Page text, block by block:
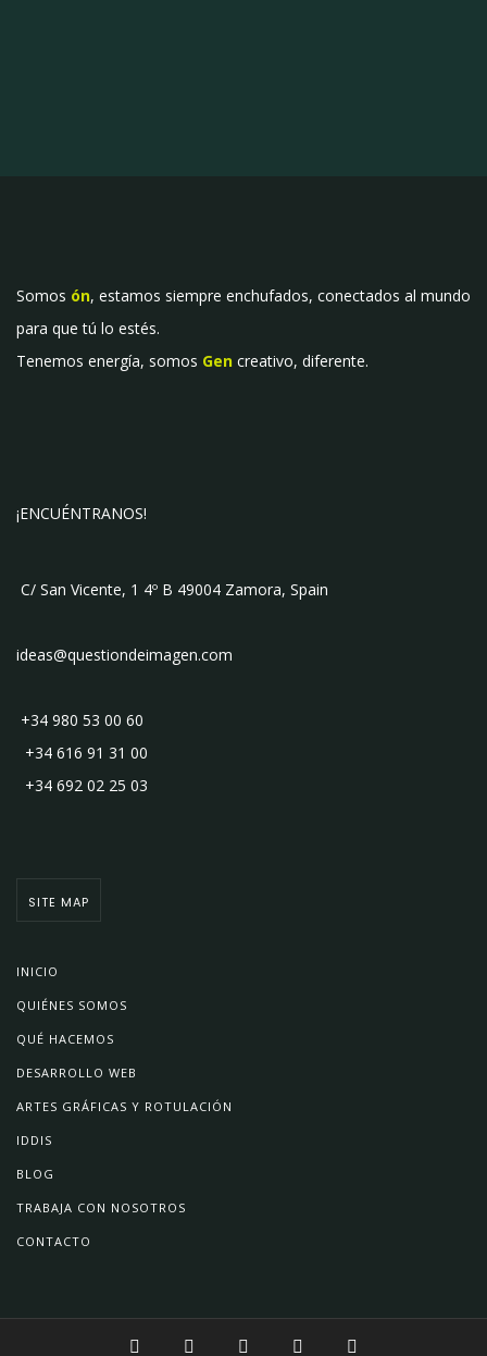
Somos ón, estamos siempre enchufados, conectados al mundo
para que tú lo estés.
Tenemos energía, somos Gen creativo, diferente.
¡ENCUÉNTRANOS!
C/ San Vicente, 1 4º B 49004 Zamora, Spain
ideas@questiondeimagen.com
+34 980 53 00 60
+34 616 91 31 00
+34 692 02 25 03
SITE MAP
INICIO
QUIÉNES SOMOS
QUÉ HACEMOS
DESARROLLO WEB
ARTES GRÁFICAS Y ROTULACIÓN
IDDIS
BLOG
TRABAJA CON NOSOTROS
CONTACTO